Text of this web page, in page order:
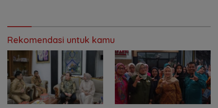
Rekomendasi untuk kamu